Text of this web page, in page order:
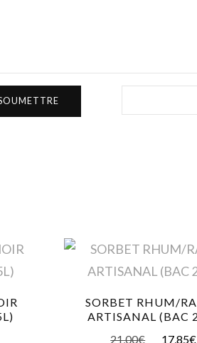
SORBET RHUM/
ARTISANAL (BAC
21,00€ 17,85€